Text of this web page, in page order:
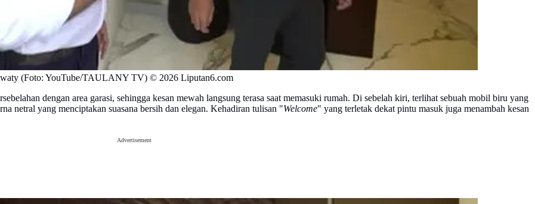
(Foto: YouTube/TAULANY TV) © 2026 Liputan6.com
dengan area garasi, sehingga kesan mewah langsung terasa saat memasuki rumah. Di sebelah kiri, terlihat sebuah mobil biru yang
netral yang menciptakan suasana bersih dan elegan. Kehadiran tulisan "Welcome" yang terletak dekat pintu masuk juga menambah kesan
Advertisement